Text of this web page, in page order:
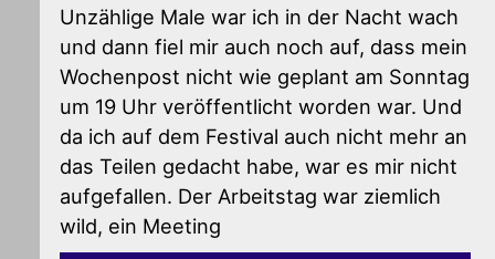
Unzählige Male war ich in der Nacht wach
und dann fiel mir auch noch auf, dass mein
Wochenpost nicht wie geplant am Sonntag
um 19 Uhr veröffentlicht worden war. Und
da ich auf dem Festival auch nicht mehr an
das Teilen gedacht habe, war es mir nicht
aufgefallen. Der Arbeitstag war ziemlich
wild, ein Meeting